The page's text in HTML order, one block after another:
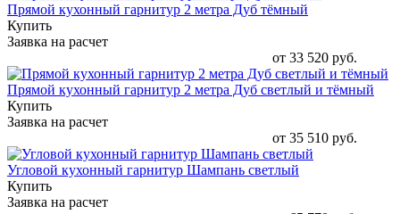
Прямой кухонный гарнитур 2 метра Дуб тёмный
Купить
Заявка на расчет
от 33 520 руб.
Прямой кухонный гарнитур 2 метра Дуб светлый и тёмный
Купить
Заявка на расчет
от 35 510 руб.
Угловой кухонный гарнитур Шампань светлый
Купить
Заявка на расчет